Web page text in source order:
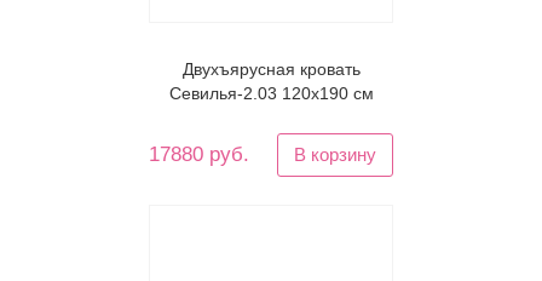
Двухъярусная кровать
Севилья-2.03 120х190 см
17880 руб. В корзину